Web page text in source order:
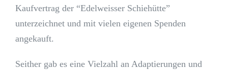
Kaufvertrag der “Edelweisser Schiehütte”
unterzeichnet und mit vielen eigenen Spenden
angekauft.
Seither gab es eine Vielzahl an Adaptierungen und